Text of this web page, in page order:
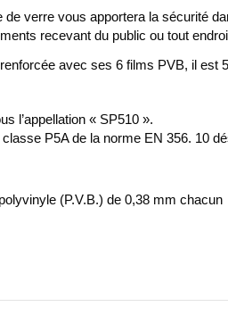
verre vous apportera la
recevant du public ou tout
avec ses 6 films PVB, il est
l’appellation « SP510 ».
P5A de la norme EN 356. 10
(P.V.B.) de 0,38 mm chacun